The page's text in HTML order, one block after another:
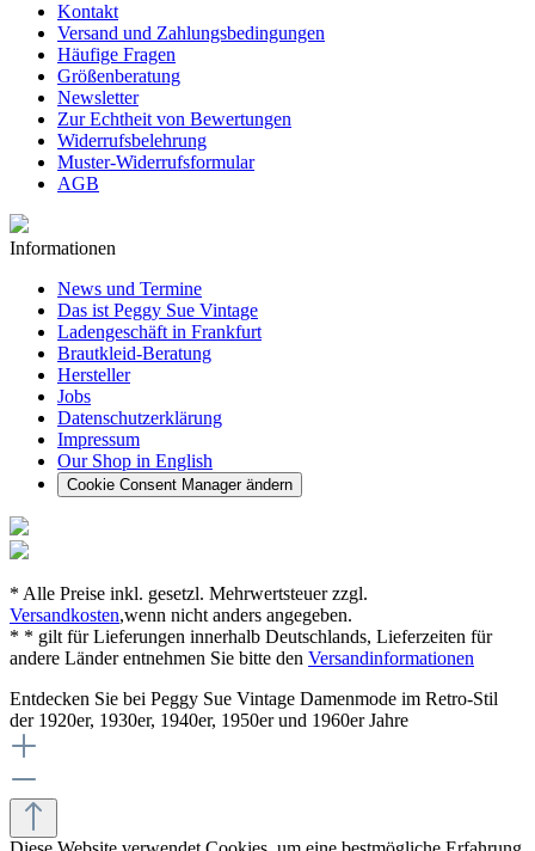
Kontakt
Versand und Zahlungsbedingungen
Häufige Fragen
Größenberatung
Newsletter
Zur Echtheit von Bewertungen
Widerrufsbelehrung
Muster-Widerrufsformular
AGB
Informationen
News und Termine
Das ist Peggy Sue Vintage
Ladengeschäft in Frankfurt
Brautkleid-Beratung
Hersteller
Jobs
Datenschutzerklärung
Impressum
Our Shop in English
Cookie Consent Manager ändern
* Alle Preise inkl. gesetzl. Mehrwertsteuer zzgl.
Versandkosten,wenn nicht anders angegeben.
* * gilt für Lieferungen innerhalb Deutschlands, Lieferzeiten für
andere Länder entnehmen Sie bitte den Versandinformationen
Entdecken Sie bei Peggy Sue Vintage Damenmode im Retro-Stil
der 1920er, 1930er, 1940er, 1950er und 1960er Jahre